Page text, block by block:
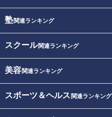
塾関連ランキング
スクール関連ランキング
美容関連ランキング
スポーツ＆ヘルス 関連ランキング